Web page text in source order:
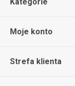
Moje konto
Strefa klienta